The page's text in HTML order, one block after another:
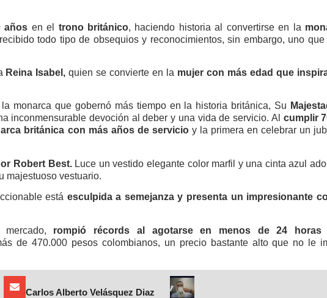
años en el trono británico, haciendo historia al convertirse en la
todo tipo de obsequios y reconocimientos, sin embargo, uno
Reina Isabel,quien se convierte en la mujer con más edad que
monarca que gobernó más tiempo en la historia británica, Su
inconmensurable devoción al deber y una vida de servicio. Al cumplir
británica con más años de servicioy la primera en celebrar un
Robert Best.Luce un vestido elegante color marfil y una cinta azul
majestuoso vestuario.
está esculpida a semejanza y presenta un impresionante
rompió récords al agotarse en menos de 24 horas
de 470.000 pesos colombianos, un precio bastante alto que no le
Carlos Alberto Velásquez Diaz